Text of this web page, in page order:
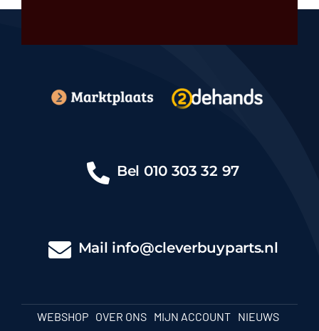
Bel 010 303 32 97
Mail info@cleverbuyparts.nl
WEBSHOP OVER ONS MIJN ACCOUNT NIEUWS